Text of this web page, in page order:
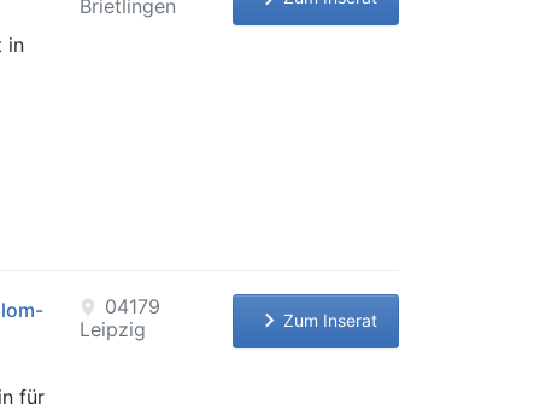
in
Brietlingen
für
location_on 04179
Leipzig
keyboard_arrow_right Zum Inserat